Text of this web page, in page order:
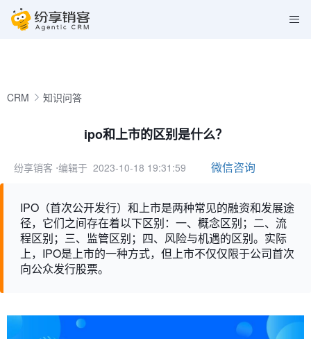
CRM 知识问答
ipo和上市的区别是什么？
纷享销客 ⋅编辑于 2023-10-18 19:31:59 微信咨询
IPO（首次公开发行）和上市是两种常见的融资和发展途
径，它们之间存在着以下区别：一、概念区别；二、流
程区别；三、监管区别；四、风险与机遇的区别。实际
上，IPO是上市的一种方式，但上市不仅仅限于公司首次
向公众发行股票。